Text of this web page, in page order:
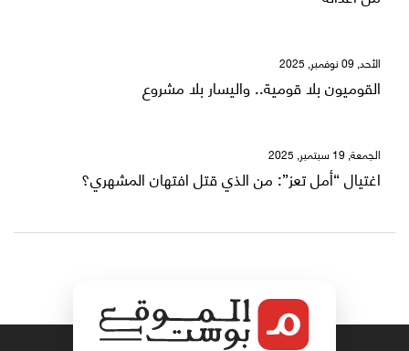
الأحد, 09 نوفمبر, 2025
القوميون بلا قومية.. واليسار بلا مشروع
الجمعة, 19 سبتمبر, 2025
اغتيال “أمل تعز”: من الذي قتل افتهان المشهري؟